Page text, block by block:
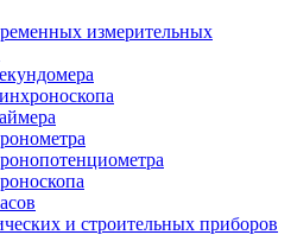
измерительных
и строительных приборов